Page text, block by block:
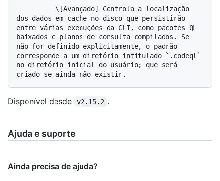
dos dados em cache no disco que persistirão
entre várias execuções da CLI, como pacotes QL
baixados e planos de consulta compilados. Se
não for definido explicitamente, o padrão
corresponde a um diretório intitulado `.codeql`
no diretório inicial do usuário; que será
Disponível desde v2.15.2 .
Ajuda e suporte
Ainda precisa de ajuda?